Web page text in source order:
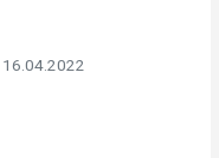
16.04.2022